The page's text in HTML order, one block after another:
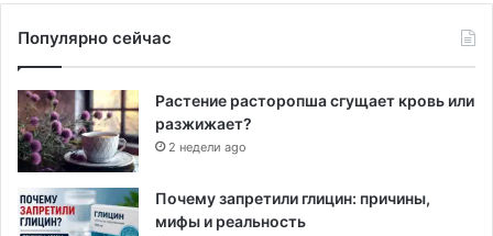
Популярно сейчас
Растение расторопша сгущает кровь или
разжижает?
2 недели ago
Почему запретили глицин: причины,
мифы и реальность